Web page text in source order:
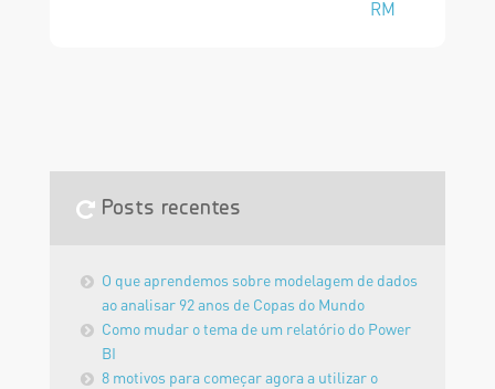
RM
Posts recentes
O que aprendemos sobre modelagem de dados
ao analisar 92 anos de Copas do Mundo
Como mudar o tema de um relatório do Power
BI
8 motivos para começar agora a utilizar o